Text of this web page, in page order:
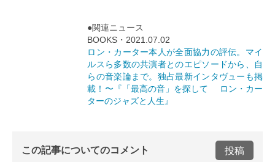
●関連ニュース
BOOKS・2021.07.02
ロン・カーター本人が全面協力の評伝。マイ
ルスら多数の共演者とのエピソードから、自
らの音楽論まで。独占最新インタヴューも掲
載！〜『「最高の音」を探して ロン・カー
ターのジャズと人生』
この記事についてのコメント 投稿